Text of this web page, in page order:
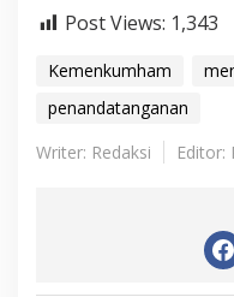
Post Views: 1,343
Kemenkumham
penandatanganan
Writer: Redaksi
Editor: